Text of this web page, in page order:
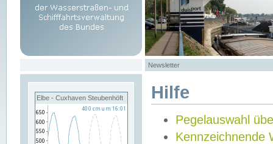
Newsletter
Elbe - Cuxhaven Steubenhöft Hilfe
Pegelauswahl
Kennzeichnende